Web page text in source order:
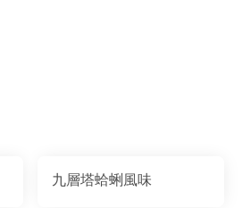
九層塔蛤蜊風味